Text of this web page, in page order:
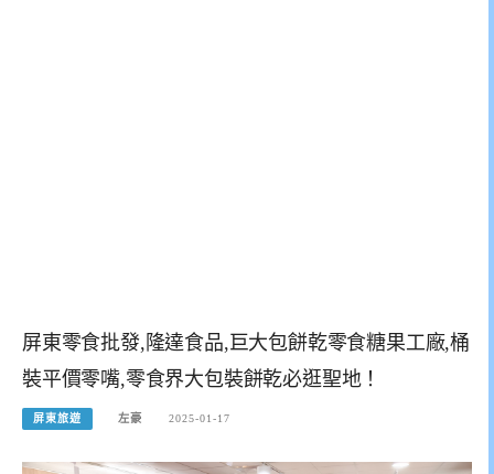
屏東零食批發,隆達食品,巨大包餅乾零食糖果工廠,桶
裝平價零嘴,零食界大包裝餅乾必逛聖地！
屏東旅遊 左豪 2025-01-17